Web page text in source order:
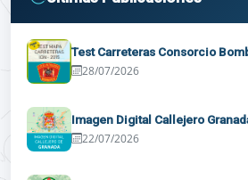
La Rioja
Madrid
Murcia
Test Carreteras Consorcio
28/07/2026
Imagen Digital Callejero
22/07/2026